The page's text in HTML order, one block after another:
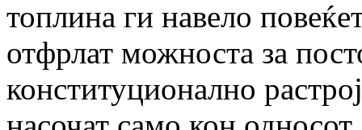
топлина ги навело
отфрлат можноста за
конституционално